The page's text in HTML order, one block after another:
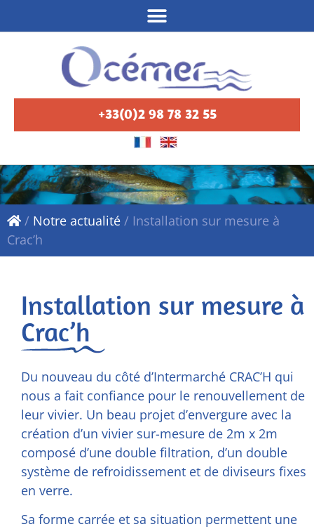
+33(0)2 98 78 32 55
/ Notre actualité / Installation sur mesure à
Crac’h
Installation sur mesure à
Crac’h
Du nouveau du côté d’Intermarché CRAC’H qui
nous a fait confiance pour le renouvellement de
leur vivier. Un beau projet d’envergure avec la
création d’un vivier sur-mesure de 2m x 2m
composé d’une double filtration, d’un double
système de refroidissement et de diviseurs fixes
en verre.
Sa forme carrée et sa situation permettent une